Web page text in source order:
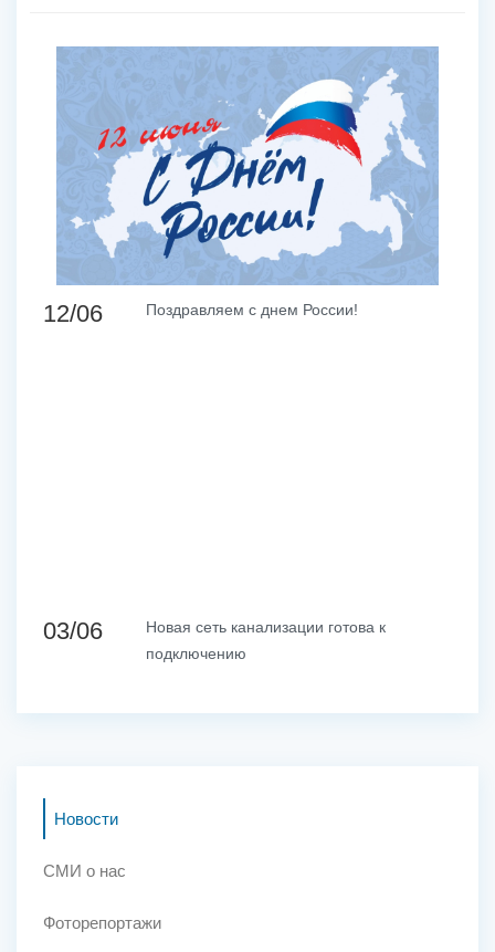
12/06 Поздравляем с днем России!
03/06
Новая сеть канализации готова к
подключению
Новости
СМИ о нас
Фоторепортажи